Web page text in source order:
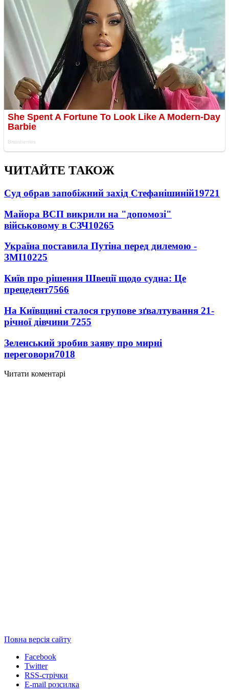
ЧИТАЙТЕ ТАКОЖ
Суд обрав запобіжний захід Стефанішиній19721
Майора ВСП викрили на "допомозі"
військовому в СЗЧ10265
Україна поставила Путіна перед дилемою -
ЗМІ10225
Київ про рішення Швеції щодо судна: Це
прецедент7566
На Київщині сталося групове зґвалтування 21-
річної дівчини 7255
Зеленський зробив заяву про мирні
переговори7018
Читати коментарі
Повна версія сайту
Facebook
Twitter
RSS-стрічки
E-mail розсилка